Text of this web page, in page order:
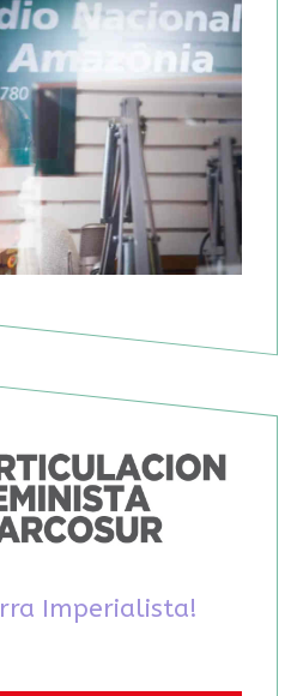
Imperialista!